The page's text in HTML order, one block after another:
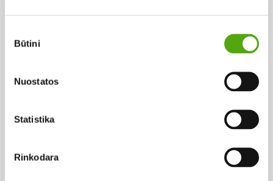
pasirinkimas
Būtini
Nuostatos
Statistika
Rinkodara